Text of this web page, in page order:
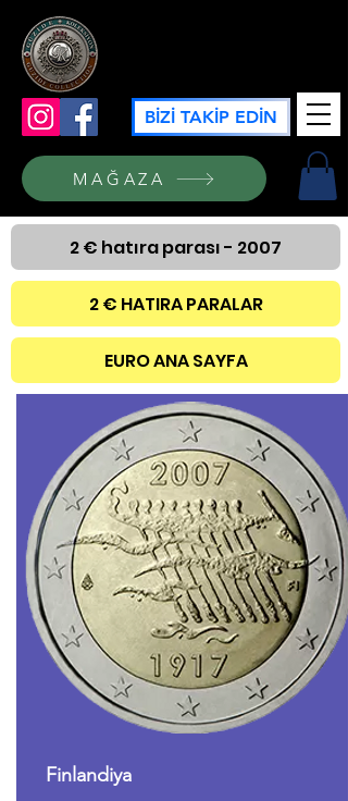
BİZİ TAKİP EDİN
MAĞAZA
2 € hatıra parası - 2007
2 € HATIRA PARALAR
EURO ANA SAYFA
Finlandiya